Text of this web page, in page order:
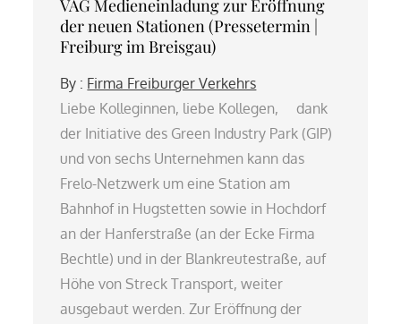
VAG Medieneinladung zur Eröffnung
der neuen Stationen (Pressetermin |
Freiburg im Breisgau)
By : Firma Freiburger Verkehrs
Liebe Kolleginnen, liebe Kollegen, dank
der Initiative des Green Industry Park (GIP)
und von sechs Unternehmen kann das
Frelo-Netzwerk um eine Station am
Bahnhof in Hugstetten sowie in Hochdorf
an der Hanferstraße (an der Ecke Firma
Bechtle) und in der Blankreutestraße, auf
Höhe von Streck Transport, weiter
ausgebaut werden. Zur Eröffnung der